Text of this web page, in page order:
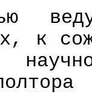
к